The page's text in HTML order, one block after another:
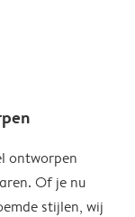
ontworpen
Of je nu
stijlen, wij